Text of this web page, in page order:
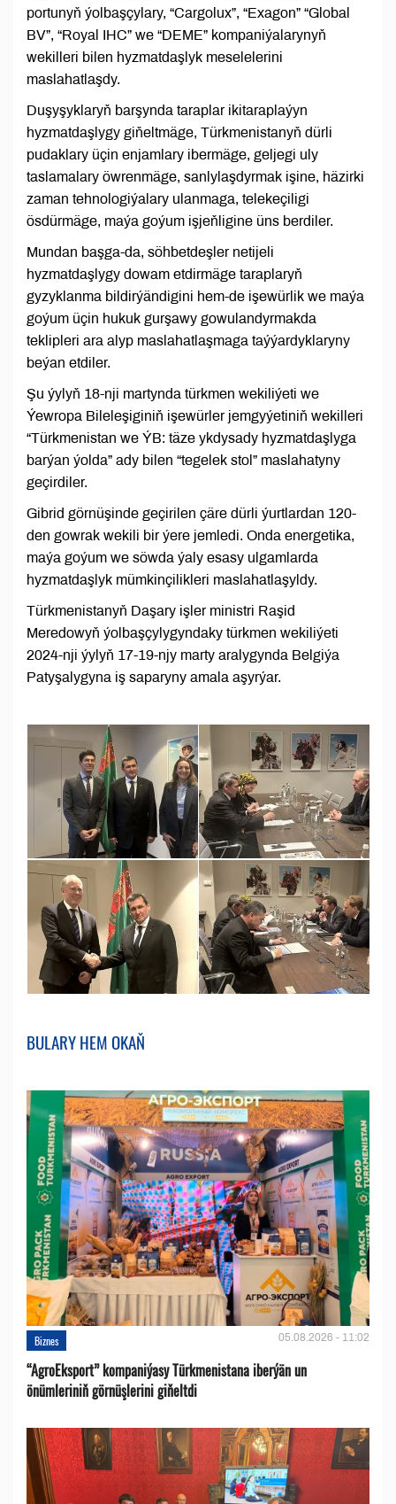
portunyň ýolbaşçylary, “Cargolux”, “Exagon” “Global
BV”, “Royal IHC” we “DEME” kompaniýalarynyň
wekilleri bilen hyzmatdaşlyk meselelerini
maslahatlaşdy.
Duşyşyklaryň barşynda taraplar ikitaraplaýyn
hyzmatdaşlygy giňeltmäge, Türkmenistanyň dürli
pudaklary üçin enjamlary ibermäge, geljegi uly
taslamalary öwrenmäge, sanlylaşdyrmak işine, häzirki
zaman tehnologiýalary ulanmaga, telekeçiligi
ösdürmäge, maýa goýum işjeňligine üns berdiler.
Mundan başga-da, söhbetdeşler netijeli
hyzmatdaşlygy dowam etdirmäge taraplaryň
gyzyklanma bildirýändigini hem-de işewürlik we maýa
goýum üçin hukuk gurşawy gowulandyrmakda
teklipleri ara alyp maslahatlaşmaga taýýardyklaryny
beýan etdiler.
Şu ýylyň 18-nji martynda türkmen wekiliýeti we
Ýewropa Bileleşiginiň işewürler jemgyýetiniň wekilleri
“Türkmenistan we ÝB: täze ykdysady hyzmatdaşlyga
barýan ýolda” ady bilen “tegelek stol” maslahatyny
geçirdiler.
Gibrid görnüşinde geçirilen çäre dürli ýurtlardan 120-
den gowrak wekili bir ýere jemledi. Onda energetika,
maýa goýum we söwda ýaly esasy ulgamlarda
hyzmatdaşlyk mümkinçilikleri maslahatlaşyldy.
Türkmenistanyň Daşary işler ministri Raşid
Meredowyň ýolbaşçylygyndaky türkmen wekiliýeti
2024-nji ýylyň 17-19-njy marty aralygynda Belgiýa
Patyşalygyna iş saparyny amala aşyrýar.
BULARY HEM OKAŇ
Biznes 05.08.2026 - 11:02
“AgroEksport” kompaniýasy Türkmenistana iberýän un
önümleriniň görnüşlerini giňeltdi